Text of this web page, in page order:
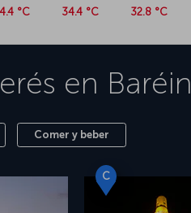
°C 34.4 °C 32.8 °C
en Baréin
Comer y beber
C